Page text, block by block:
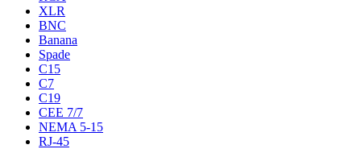
XLR
BNC
Banana
Spade
C15
С7
C19
CEE 7/7
NEMA 5-15
RJ-45